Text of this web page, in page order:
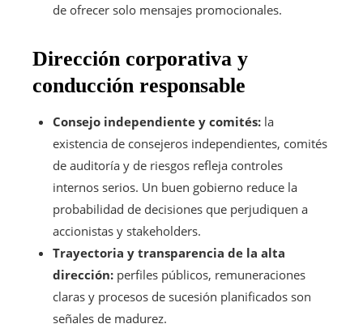
de ofrecer solo mensajes promocionales.
Dirección corporativa y
conducción responsable
Consejo independiente y comités: la
existencia de consejeros independientes, comités
de auditoría y de riesgos refleja controles
internos serios. Un buen gobierno reduce la
probabilidad de decisiones que perjudiquen a
accionistas y stakeholders.
Trayectoria y transparencia de la alta
dirección: perfiles públicos, remuneraciones
claras y procesos de sucesión planificados son
señales de madurez.